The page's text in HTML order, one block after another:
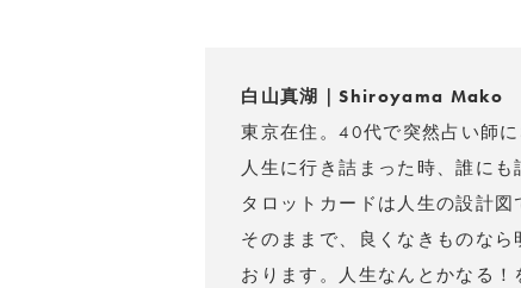
白山真湖｜Shiroyama Mako
東京在住。40代で突然占い師に
人生に行き詰まった時、誰にも
タロットカードは人生の設計
そのままで、良くなきものな
おります。人生なんとかなる